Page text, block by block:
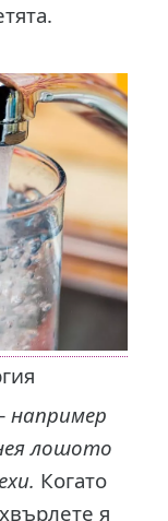
например
лошото
Когато
я